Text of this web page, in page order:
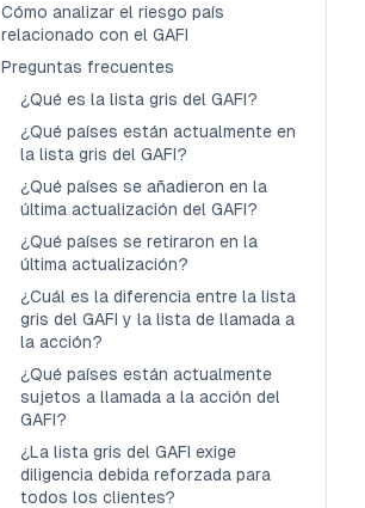
Cómo analizar el riesgo país
relacionado con el GAFI
Preguntas frecuentes
¿Qué es la lista gris del GAFI?
¿Qué países están actualmente en
la lista gris del GAFI?
¿Qué países se añadieron en la
última actualización del GAFI?
¿Qué países se retiraron en la
última actualización?
¿Cuál es la diferencia entre la lista
gris del GAFI y la lista de llamada a
la acción?
¿Qué países están actualmente
sujetos a llamada a la acción del
GAFI?
¿La lista gris del GAFI exige
diligencia debida reforzada para
todos los clientes?